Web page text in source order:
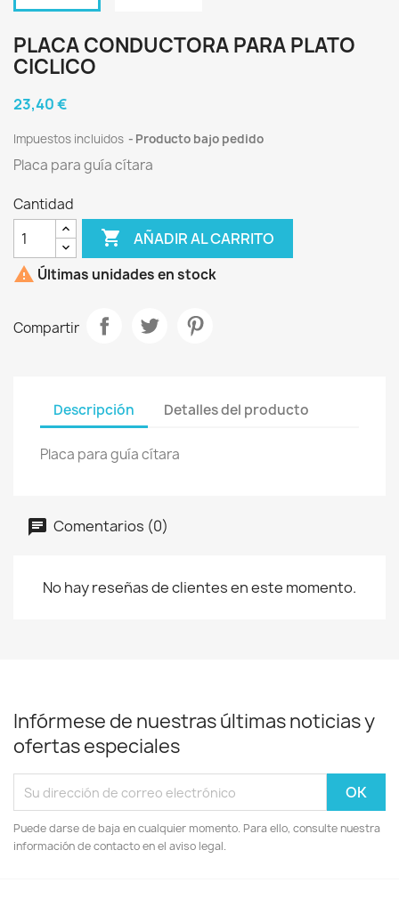
PLACA CONDUCTORA PARA PLATO
CICLICO
23,40 €
Impuestos incluidos Producto bajo pedido
Placa para guía cítara
Cantidad
 AÑADIR AL CARRITO
 Últimas unidades en stock
Compartir
Descripción Detalles del producto
Placa para guía cítara
Comentarios (0)
No hay reseñas de clientes en este momento.
Infórmese de nuestras últimas noticias y
ofertas especiales
Puede darse de baja en cualquier momento. Para ello, consulte nuestra
información de contacto en el aviso legal.